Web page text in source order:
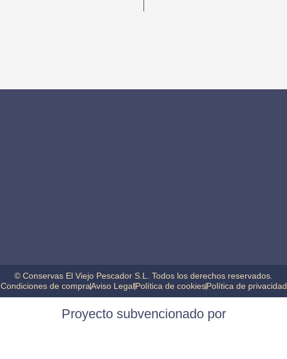
© Conservas El Viejo Pescador S.L. Todos los derechos reservados.
Condiciones de compraAviso LegalPolítica de cookiesPolítica de privacidad
Proyecto subvencionado por